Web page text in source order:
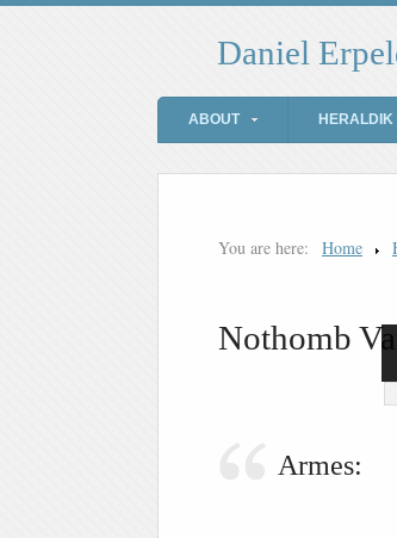
Daniel
ABOUT HERALDIK
You are here: Home
Nothomb
Armes: